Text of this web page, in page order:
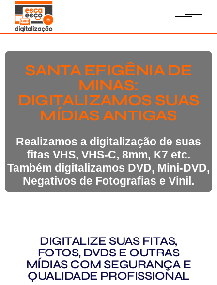
SANTA EFIGÊNIA DE
MINAS:
DIGITALIZAMOS SUAS
MÍDIAS ANTIGAS
Realizamos a digitalização de suas
fitas VHS, VHS-C, 8mm, K7 etc.
Também digitalizamos DVD, Mini-DVD,
Negativos de Fotografias e Vinil.
DIGITALIZE SUAS FITAS,
FOTOS, DVDS E OUTRAS
MÍDIAS COM SEGURANÇA E
QUALIDADE PROFISSIONAL